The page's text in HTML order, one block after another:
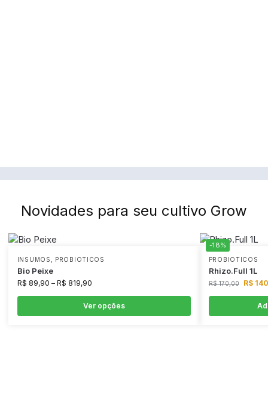
Novidades para seu cultivo Grow
INSUMOS PROBIOTICOS
Bio Peixe
R$ 89,90 – R$ 819,90
Ver opções
-18%
PROBIOTICOS
Rhizo.Full 1L
R$170,00 R$